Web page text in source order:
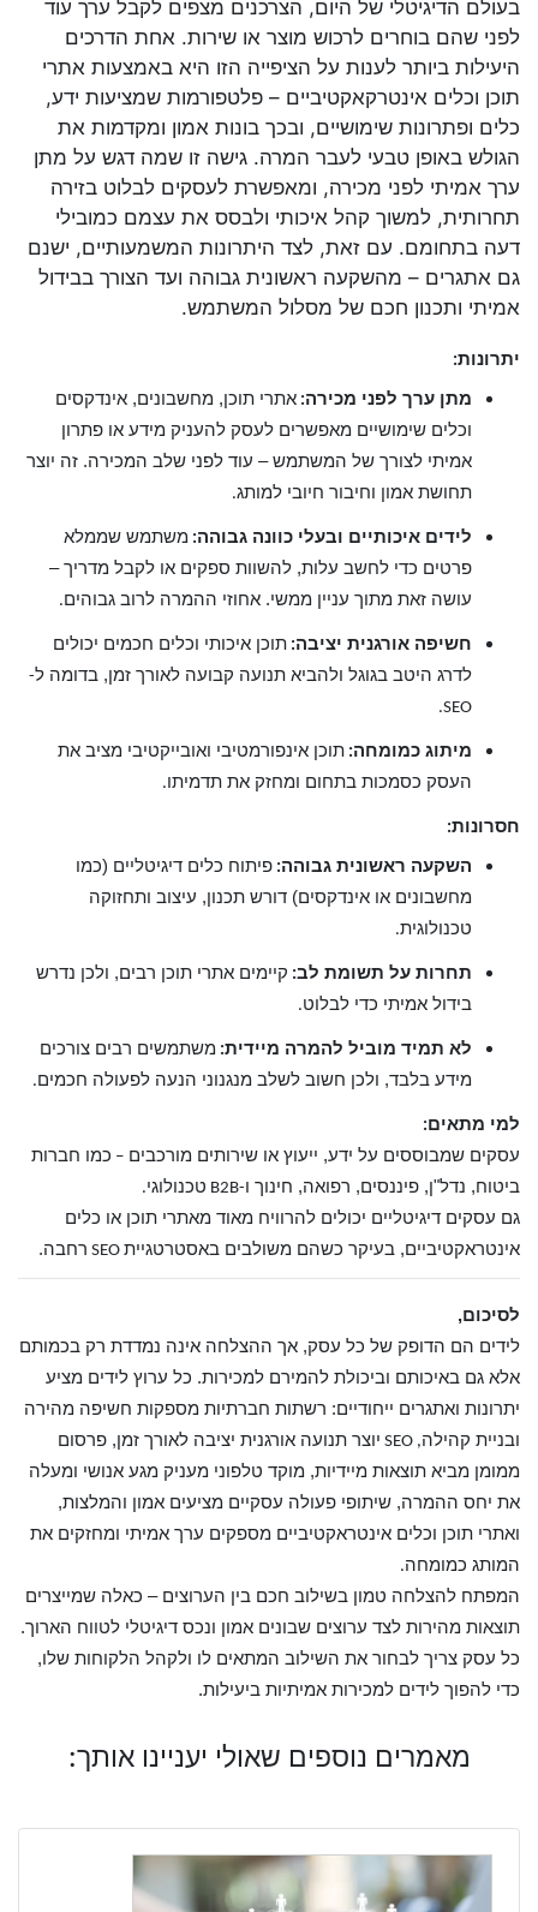
בעולם הדיגיטלי של היום, הצרכנים מצפים לקבל ערך עוד
לפני שהם בוחרים לרכוש מוצר או שירות. אחת הדרכים
היעילות ביותר לענות על הציפייה הזו היא באמצעות אתרי
תוכן וכלים אינטרקאקטיביים – פלטפורמות שמציעות ידע,
כלים ופתרונות שימושיים, ובכך בונות אמון ומקדמות את
הגולש באופן טבעי לעבר המרה. גישה זו שמה דגש על מתן
ערך אמיתי לפני מכירה, ומאפשרת לעסקים לבלוט בזירה
תחרותית, למשוך קהל איכותי ולבסס את עצמם כמובילי
דעה בתחומם. עם זאת, לצד היתרונות המשמעותיים, ישנם
גם אתגרים – מהשקעה ראשונית גבוהה ועד הצורך בבידול
אמיתי ותכנון חכם של מסלול המשתמש.
יתרונות:
מתן ערך לפני מכירה: אתרי תוכן, מחשבונים, אינדקסים
וכלים שימושיים מאפשרים לעסק להעניק מידע או פתרון
אמיתי לצורך של המשתמש – עוד לפני שלב המכירה. זה יוצר
תחושת אמון וחיבור חיובי למותג.
לידים איכותיים ובעלי כוונה גבוהה: משתמש שממלא
פרטים כדי לחשב עלות, להשוות ספקים או לקבל מדריך –
עושה זאת מתוך עניין ממשי. אחוזי ההמרה לרוב גבוהים.
חשיפה אורגנית יציבה: תוכן איכותי וכלים חכמים יכולים
לדרג היטב בגוגל ולהביא תנועה קבועה לאורך זמן, בדומה ל-
SEO.
מיתוג כמומחה: תוכן אינפורמטיבי ואובייקטיבי מציב את
העסק כסמכות בתחום ומחזק את תדמיתו.
חסרונות:
השקעה ראשונית גבוהה: פיתוח כלים דיגיטליים (כמו
מחשבונים או אינדקסים) דורש תכנון, עיצוב ותחזוקה
טכנולוגית.
תחרות על תשומת לב: קיימים אתרי תוכן רבים, ולכן נדרש
בידול אמיתי כדי לבלוט.
לא תמיד מוביל להמרה מיידית: משתמשים רבים צורכים
מידע בלבד, ולכן חשוב לשלב מנגנוני הנעה לפעולה חכמים.
למי מתאים:
עסקים שמבוססים על ידע, ייעוץ או שירותים מורכבים – כמו חברות
ביטוח, נדל"ן, פיננסים, רפואה, חינוך ו-B2B טכנולוגי.
גם עסקים דיגיטליים יכולים להרוויח מאוד מאתרי תוכן או כלים
אינטראקטיביים, בעיקר כשהם משולבים באסטרטגיית
רחבה.
לסיכום,
לידים הם הדופק של כל עסק, אך ההצלחה אינה נמדדת רק בכמותם
אלא גם באיכותם וביכולת להמירם למכירות. כל ערוץ לידים מציע
יתרונות ואתגרים ייחודיים: רשתות חברתיות מספקות חשיפה מהירה
ובניית קהילה, SEO
יוצר תנועה אורגנית יציבה לאורך זמן, פרסום
ממומן מביא תוצאות מיידיות, מוקד טלפוני מעניק מגע אנושי ומעלה
את יחס ההמרה, שיתופי פעולה עסקיים מציעים אמון והמלצות,
ואתרי תוכן וכלים אינטראקטיביים מספקים ערך אמיתי ומחזקים את
המותג כמומחה.
המפתח להצלחה טמון בשילוב חכם בין הערוצים – כאלה שמייצרים
תוצאות מהירות לצד ערוצים שבונים אמון ונכס דיגיטלי לטווח הארוך.
כל עסק צריך לבחור את השילוב המתאים לו ולקהל הלקוחות שלו,
כדי להפוך לידים למכירות אמיתיות ביעילות.
מאמרים נוספים שאולי יעניינו אותך: